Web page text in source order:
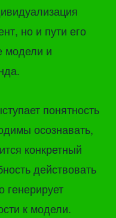
но и пути его
модели и
понятность
осознавать,
конкретный
действовать
генерирует
к модели.